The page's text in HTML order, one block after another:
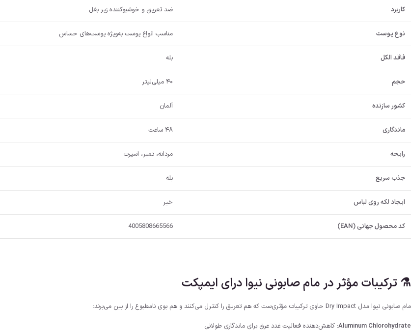
کاربرد ضد تعریق و خوشبوکننده زیر بغل
نوع پوست مناسب انواع پوست به‌ویژه پوست‌های حساس
فاقد الکل بله
حجم ۴۰ میلی‌لیتر
کشور سازنده آلمان
ماندگاری ۴۸ ساعت
رایحه مردانه، تمیز، اسپرت
جذب سریع بله
ایجاد لکه روی لباس خیر
کد محصول جهانی (EAN) 4005808665566
⚗️ ترکیبات مؤثر در مام صابونی نیوا درای ایمپکت
مام صابونی نیوا مدل Dry Impact حاوی ترکیبات مؤثری‌ست که هم تعریق را کنترل می‌کنند و هم بوی نامطبوع را از بین می‌برند:
Aluminum Chlorohydrate: کاهش‌دهنده فعالیت غدد عرق برای ماندگاری طولانی